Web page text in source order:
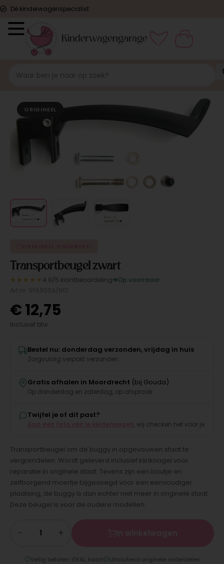
Dé kinderwagenspecialist
ORIGINEEL
Transportbeugel zwart
★★★★★ 4.9/5 klantbeoordeling
Op voorraad
€12,75
Inclusief btw
Bestel nu: donderdag verzonden, vrijdag in huis
Zorgvuldig verpakt verzonden
Gratis afhalen in Moordrecht (bij Gouda)
Op donderdag en zaterdag, op afspraak
Twijfel je of dit past?
, wij checken het voor je
Transportbeugel om de buggy in opgevouwen staat te
vergrendelen. Wordt geleverd inclusief klinknagel voor
reparatie in originele staat. Tevens zijn een boutje en
zelfborgend moertje bijgevoegd voor een eenvoudiger
plaatsing, de buggy is dan echter niet meer in originele staat.
Deze beugel is voor de oudere modellen.
− +
Veilig betalen: iDEAL, kaart Uitsluitend originele onderdelen